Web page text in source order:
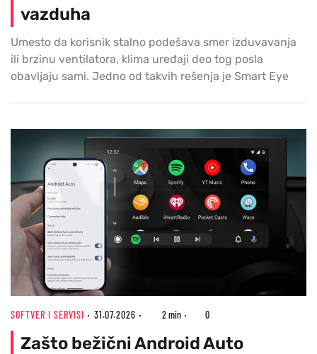
vazduha
Umesto da korisnik stalno podešava smer izduvavanja
ili brzinu ventilatora, klima uređaji deo tog posla
obavljaju sami. Jedno od takvih rešenja je Smart Eye
SOFTVER I SERVISI 31.07.2026 2 min 0
Zašto bežični Android Auto